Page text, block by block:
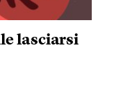
lasciarsi